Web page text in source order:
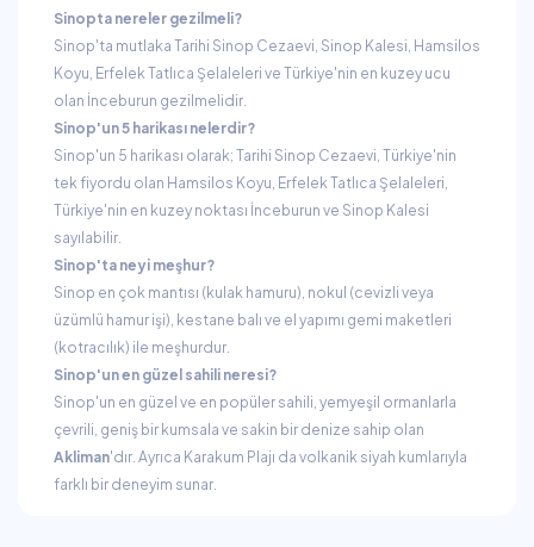
Sinopta nereler gezilmeli?
Sinop'ta mutlaka Tarihi Sinop Cezaevi, Sinop Kalesi, Hamsilos
Koyu, Erfelek Tatlıca Şelaleleri ve Türkiye'nin en kuzey ucu
olan İnceburun gezilmelidir.
Sinop'un 5 harikası nelerdir?
Sinop'un 5 harikası olarak; Tarihi Sinop Cezaevi, Türkiye'nin
tek fiyordu olan Hamsilos Koyu, Erfelek Tatlıca Şelaleleri,
Türkiye'nin en kuzey noktası İnceburun ve Sinop Kalesi
sayılabilir.
Sinop'ta neyi meşhur?
Sinop en çok mantısı (kulak hamuru), nokul (cevizli veya
üzümlü hamur işi), kestane balı ve el yapımı gemi maketleri
(kotracılık) ile meşhurdur.
Sinop'un en güzel sahili neresi?
Sinop'un en güzel ve en popüler sahili, yemyeşil ormanlarla
çevrili, geniş bir kumsala ve sakin bir denize sahip olan
Akliman'dır. Ayrıca Karakum Plajı da volkanik siyah kumlarıyla
farklı bir deneyim sunar.